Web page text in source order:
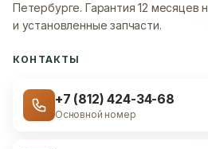
Петербурге. Гарантия 12 месяцев
и установленные запчасти.
КОНТАКТЫ
+7 (812) 424-34-68
Основной номер